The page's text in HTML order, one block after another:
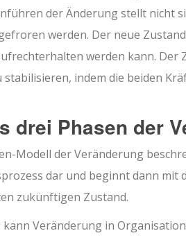
der Änderung stellt nicht
werden. Der neue
werden kann. Der
stabilisieren, indem die beiden
drei Phasen der
Modell der Veränderung
dar und beginnt dann mit
zukünftigen Zustand.
kann Veränderung in